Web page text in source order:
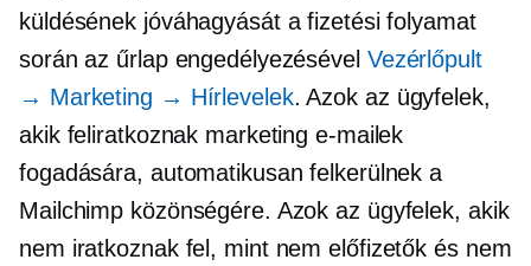
küldésének jóváhagyását a fizetési folyamat
során az űrlap engedélyezésével Vezérlőpult
→ Marketing → Hírlevelek. Azok az ügyfelek,
akik feliratkoznak marketing e-mailek
fogadására, automatikusan felkerülnek a
Mailсhimp közönségére. Azok az ügyfelek, akik
nem iratkoznak fel, mint nem előfizetők és nem